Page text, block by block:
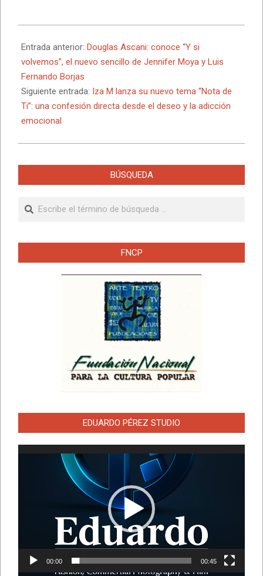
06-
14
Entrada anterior: Douglas Ascani: conoce “Y si
volvemos”, el nuevo sencillo de Jennifer Moya y Luis
Fernando Borjas
Siguiente entrada: Iza M lanza su nuevo tema “Nota de
Ti”: una confesión directa desde el deseo y la adicción
emocional
BÚSQUEDA
Buscar
FNCP
EDUARDO PÉREZ STUDIO
Reproductor
00:00 00:45